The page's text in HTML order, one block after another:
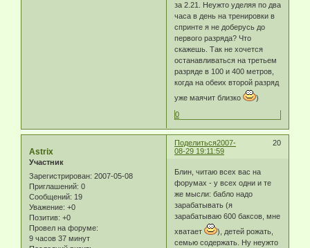
за 2.21. Неужто уделяя по два
часа в день на тренировки в
спринте я не доберусь до
первого разряда? Что
скажешь. Так не хочется
останавливаться на третьем
разряде в 100 и 400 метров,
когда на обеих второй разряд
уже маячит близко
)
0
Поделиться 20
2007-
08-29 19:11:59
Astrix
Участник
Зарегистрирован: 2007-05-08
Приглашений: 0
Сообщений: 19
Уважение: +0
Позитив: +0
Провел на форуме:
9 часов 37 минут
Блин, читаю всех вас на
форумах - у всех одни и те
же мысли: бабло надо
зарабатывать (я
зарабатываю 600 баксов, мне
хватает
), детей рожать,
семью содержать. Ну неужто